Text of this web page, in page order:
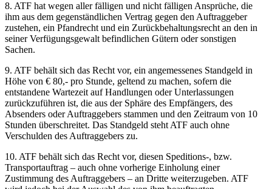
8. ATF hat wegen aller fälligen und nicht fälligen Ansprüche, die
ihm aus dem gegenständlichen Vertrag gegen den Auftraggeber
zustehen, ein Pfandrecht und ein Zurückbehaltungsrecht an den in
seiner Verfügungsgewalt befindlichen Gütern oder sonstigen
Sachen.
9. ATF behält sich das Recht vor, ein angemessenes Standgeld in
Höhe von € 80,- pro Stunde, geltend zu machen, sofern die
entstandene Wartezeit auf Handlungen oder Unterlassungen
zurückzuführen ist, die aus der Sphäre des Empfängers, des
Absenders oder Auftraggebers stammen und den Zeitraum von 10
Stunden überschreitet. Das Standgeld steht ATF auch ohne
Verschulden des Auftraggebers zu.
10. ATF behält sich das Recht vor, diesen Speditions-, bzw.
Transportauftrag – auch ohne vorherige Einholung einer
Zustimmung des Auftraggebers – an Dritte weiterzugeben. ATF